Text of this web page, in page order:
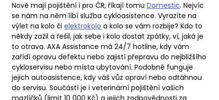
Nově mají pojištění i pro ČR, říkají tomu Domestic. Nejvíc
se nám na něm líbí služba cykloasistence. Vyrazíte na
výlet na kolo či elektrokolo a kolo se vám rozbije? Kdo to
někdy zažil a řešil, jak sebe i kolo dostat zpátky, ví, jaká je
to otrava. AXA Assistance má 24/7 hotline, kdy vám
zařídí opravu defektu nebo zajistí přepravu do nejbližšího
cykloservisu nebo místa ubytování. Podobně funguje
jejich autoasistence, kdy váš vůz opraví nebo odtáhnou
do servisu. Součástí je i veterinární pojištění vašich
mazlíčků (limit 10 000 Kč) a jejich zodpovědnosti za